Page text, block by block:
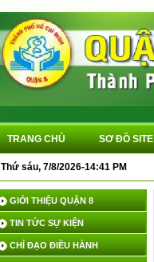
TRANG CHỦ SƠ ĐỒ SITE
Thứ sáu, 7/8/2026-14:41 PM
GIỚI THIỆU QUẬN 8
TIN TỨC SỰ KIỆN
CHỈ ĐẠO ĐIỀU HÀNH